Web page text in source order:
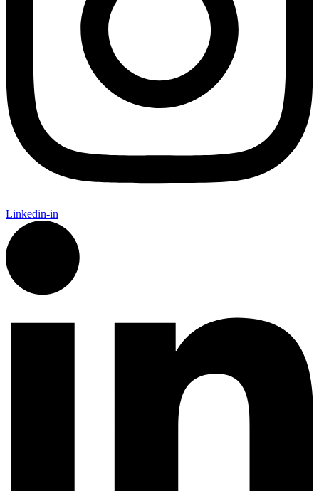
Linkedin-in